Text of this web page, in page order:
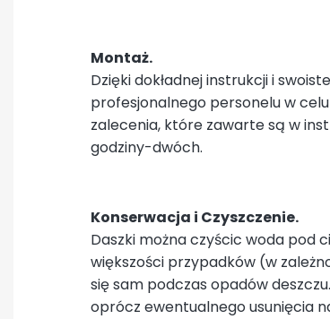
Montaż.
Dzięki dokładnej instrukcji i
profesjonalnego personelu w
zalecenia, które zawarte są w
godziny-dwóch.
Konserwacja i Czyszczenie.
Daszki można czyścic woda pod
większości przypadków (w
się sam podczas opadów
oprócz ewentualnego usunięcia